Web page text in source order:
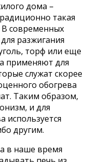
дома –
такая
В современных
разжигания
торф или еще
применяют для
служат скорее
обогрева
Таким образом,
и для
используется
другим.
в наше время